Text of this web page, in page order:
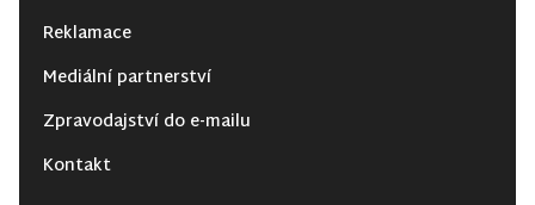
Reklamace
Mediální partnerství
Zpravodajství do e-mailu
Kontakt